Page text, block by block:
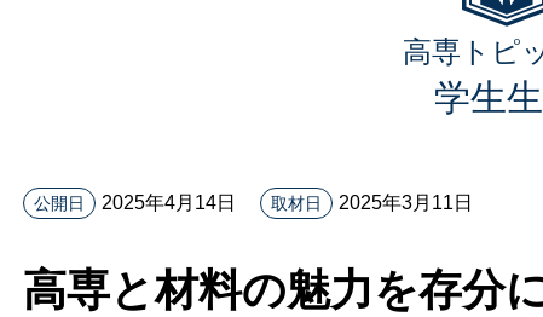
高専トピ
学生
高専と材料の魅力を存分
公開日 2025年4月14日 取材日 2025年3月11日